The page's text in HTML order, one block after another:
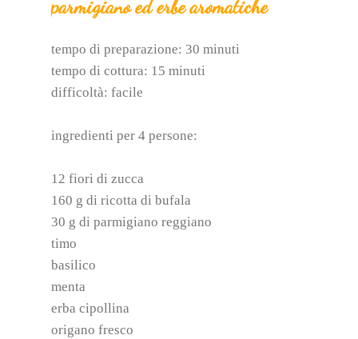
parmigiano ed erbe aromatiche
tempo di preparazione: 30 minuti
tempo di cottura: 15 minuti
difficoltà: facile
ingredienti per 4 persone:
12 fiori di zucca
160 g di ricotta di bufala
30 g di parmigiano reggiano
timo
basilico
menta
erba cipollina
origano fresco